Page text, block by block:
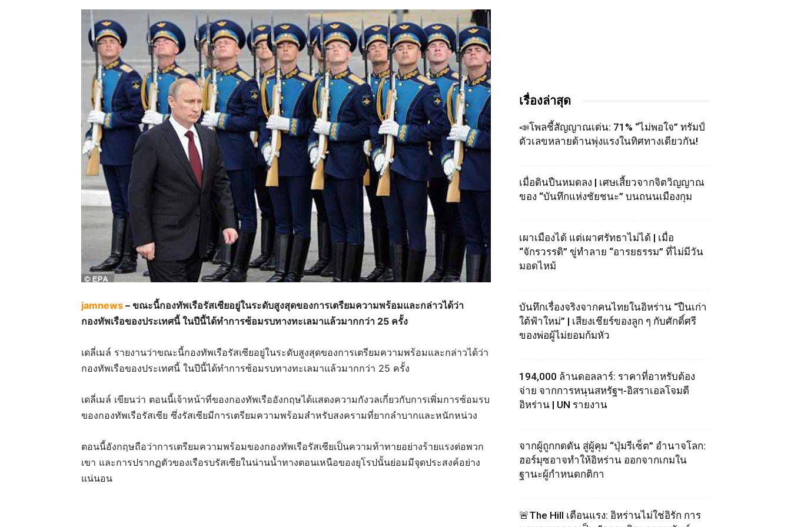
jamnews – ขณะนี้กองทัพเรือรัสเซียอยู่ในระดับสูงสุดของการเตรียมความพร้อมและกล่าวได้ว่า
กองทัพเรือของประเทศนี้ ในปีนี้ได้ทำการซ้อมรบทางทะเลมาแล้วมากกว่า 25 ครั้ง
เดลี่เมล์ รายงานว่าขณะนี้กองทัพเรือรัสเซียอยู่ในระดับสูงสุดของการเตรียมความพร้อมและกล่าวได้ว่า
กองทัพเรือของประเทศนี้ ในปีนี้ได้ทำการซ้อมรบทางทะเลมาแล้วมากกว่า 25 ครั้ง
เดลี่เมล์ เขียนว่า ตอนนี้เจ้าหน้าที่ของกองทัพเรืออังกฤษได้แสดงความกังวลเกี่ยวกับการเพิ่มการซ้อมรบ
ของกองทัพเรือรัสเซีย ซึ่งรัสเซียมีการเตรียมความพร้อมสำหรับสงครามที่ยากลำบากและหนักหน่วง
ตอนนี้อังกฤษถือว่าการเตรียมความพร้อมของกองทัพเรือรัสเซียเป็นความท้าทายอย่างร้ายแรงต่อพวก
เขา และการปรากฏตัวของเรือรบรัสเซียในน่านน้ำทางตอนเหนือของยุโรปนั้นย่อมมีจุดประสงค์อย่าง
แน่นอน
เรื่องล่าสุด
📣โพลชี้สัญญาณเด่น: 71% “ไม่พอใจ” ทรัมป์
ตัวเลขหลายด้านพุ่งแรงในทิศทางเดียวกัน!
เมื่อดินปืนหมดลง | เศษเสี้ยวจากจิตวิญญาณ
ของ “บันทึกแห่งชัยชนะ” บนถนนเมืองกุม
เผาเมืองได้ แต่เผาศรัทธาไม่ได้ | เมื่อ
“จักรวรรดิ” ขู่ทำลาย “อารยธรรม” ที่ไม่มีวัน
มอดไหม้
บันทึกเรื่องจริงจากคนไทยในอิหร่าน “ปืนเก่า
ใต้ฟ้าใหม่” | เสียงเชียร์ของลูก ๆ กับศักดิ์ศรี
ของพ่อผู้ไม่ยอมก้มหัว
194,000 ล้านดอลลาร์: ราคาที่อาหรับต้อง
จ่าย จากการหนุนสหรัฐฯ‑อิสราเอลโจมตี
อิหร่าน | UN รายงาน
จากผู้ถูกกดดัน สู่ผู้คุม “ปุ่มรีเซ็ต” อำนาจโลก:
ฮอร์มุซอาจทำให้อิหร่าน ออกจากเกมใน
ฐานะผู้กำหนดกติกา
🚨The Hill เตือนแรง: อิหร่านไม่ใช่อิรัก การ